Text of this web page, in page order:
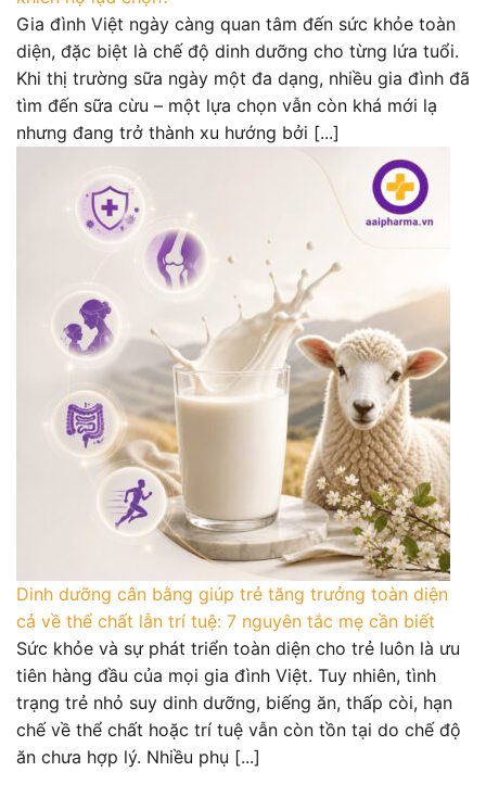
Gia đình Việt ngày càng quan tâm đến sức khỏe toàn
diện, đặc biệt là chế độ dinh dưỡng cho từng lứa tuổi.
Khi thị trường sữa ngày một đa dạng, nhiều gia đình đã
tìm đến sữa cừu – một lựa chọn vẫn còn khá mới lạ
nhưng đang trở thành xu hướng bởi [...]
Dinh dưỡng cân bằng giúp trẻ tăng trưởng toàn diện
cả về thể chất lẫn trí tuệ: 7 nguyên tắc mẹ cần biết
Sức khỏe và sự phát triển toàn diện cho trẻ luôn là ưu
tiên hàng đầu của mọi gia đình Việt. Tuy nhiên, tình
trạng trẻ nhỏ suy dinh dưỡng, biếng ăn, thấp còi, hạn
chế về thể chất hoặc trí tuệ vẫn còn tồn tại do chế độ
ăn chưa hợp lý. Nhiều phụ [...]